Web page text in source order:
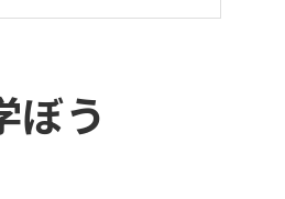
特徴
備すべきこと
とポイント
ぼう